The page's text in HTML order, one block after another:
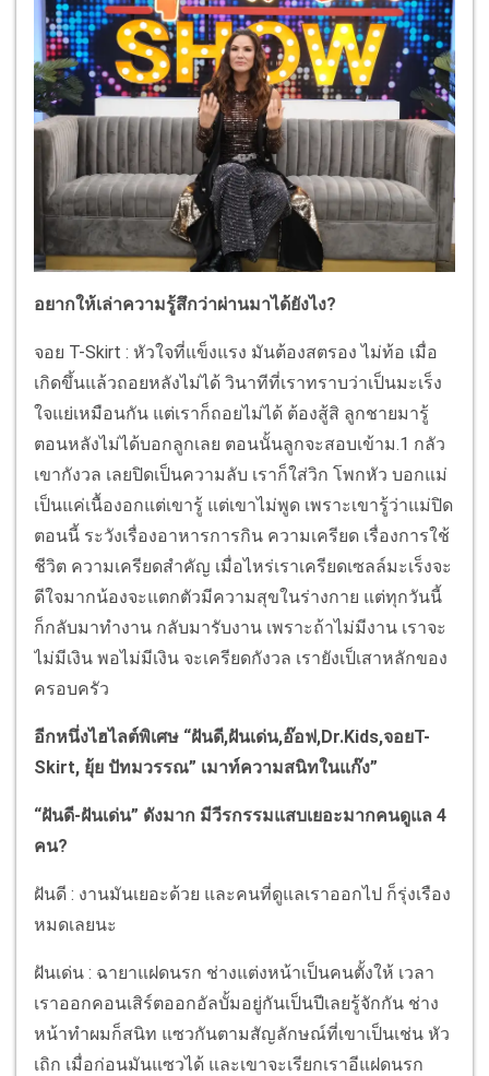
อยากให้เล่าความรู้สึกว่าผ่านมาได้ยังไง?
จอย T-Skirt : หัวใจที่แข็งแรง มันต้องสตรอง ไม่ท้อ เมื่อ
เกิดขึ้นแล้วถอยหลังไม่ได้ วินาทีที่เราทราบว่าเป็นมะเร็ง
ใจแย่เหมือนกัน แต่เราก็ถอยไม่ได้ ต้องสู้สิ ลูกชายมารู้
ตอนหลังไม่ได้บอกลูกเลย ตอนนั้นลูกจะสอบเข้าม.1 กลัว
เขากังวล เลยปิดเป็นความลับ เราก็ใส่วิก โพกหัว บอกแม่
เป็นแค่เนื้องอกแต่เขารู้ แต่เขาไม่พูด เพราะเขารู้ว่าแม่ปิด
ตอนนี้ ระวังเรื่องอาหารการกิน ความเครียด เรื่องการใช้
ชีวิต ความเครียดสำคัญ เมื่อไหร่เราเครียดเซลล์มะเร็งจะ
ดีใจมากน้องจะแตกตัวมีความสุขในร่างกาย แต่ทุกวันนี้
ก็กลับมาทำงาน กลับมารับงาน เพราะถ้าไม่มีงาน เราจะ
ไม่มีเงิน พอไม่มีเงิน จะเครียดกังวล เรายังเป็เสาหลักของ
ครอบครัว
อีกหนึ่งไฮไลต์พิเศษ “ฝันดี,ฝันเด่น,อ๊อฟ,Dr.Kids,จอยT-
Skirt, ยุ้ย ปัทมวรรณ” เมาท์ความสนิทในแก๊ง”
“ฝันดี-ฝันเด่น” ดังมาก มีวีรกรรมแสบเยอะมากคนดูแล 4
คน?
ฝันดี : งานมันเยอะด้วย และคนที่ดูแลเราออกไป ก็รุ่งเรือง
หมดเลยนะ
ฝันเด่น : ฉายาแฝดนรก ช่างแต่งหน้าเป็นคนตั้งให้ เวลา
เราออกคอนเสิร์ตออกอัลบั้มอยู่กันเป็นปีเลยรู้จักกัน ช่าง
หน้าทำผมก็สนิท แซวกันตามสัญลักษณ์ที่เขาเป็นเช่น หัว
เถิก เมื่อก่อนมันแซวได้ และเขาจะเรียกเราอีแฝดนรก